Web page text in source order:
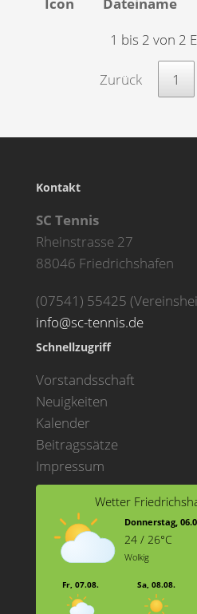
1 bis 2 von 2
Zurück 1
Kontakt
SC Tennis
Rheinstrasse 27
88046 Friedrichshafen
(07541) 55425
info@sc-tennis.de
Schnellzugriff
Vorstandsschaft
Neuigkeiten
Kalender
Beitragssätze
Impressum
Wetter
Donnerstag,
24 / 26°C
Wolkig
Fr, 07.08. Sa, 08.08.